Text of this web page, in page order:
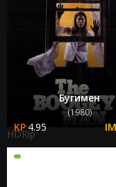
Бугимен
(1980)
4.95
HDRip